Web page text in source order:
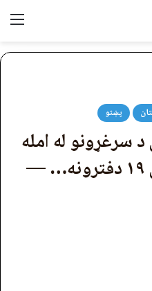
پښتو
سرغړونو له امله
د معاملاتو لارښوونې ۱۹ دفترونه… —